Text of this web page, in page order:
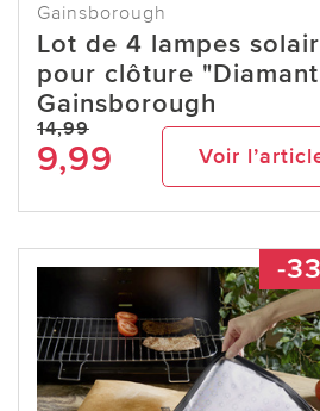
Gainsborough
Lot de 4 lampes
pour clôture
Gainsborough
14,99
9,99 Voir
-